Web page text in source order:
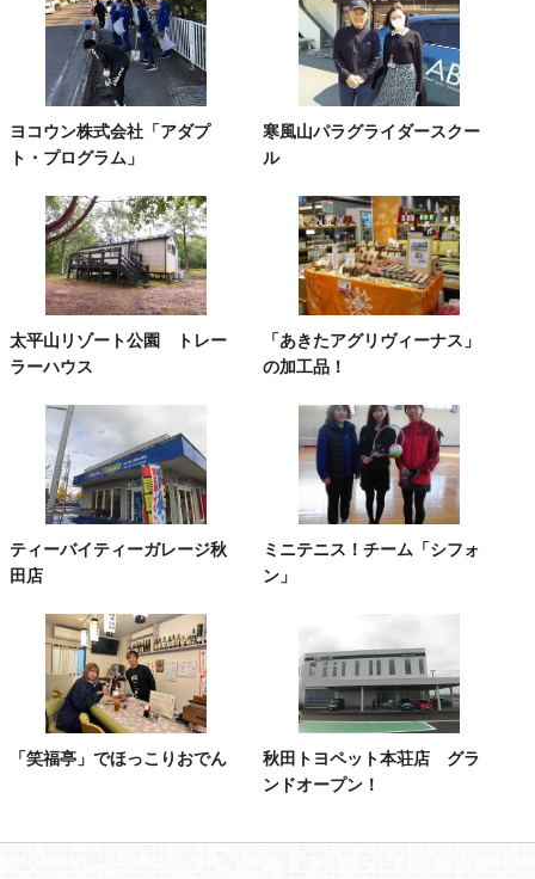
ヨコウン株式会社「アダプ
ト・プログラム」
寒風山パラグライダースクー
ル
太平山リゾート公園 トレー
ラーハウス
「あきたアグリヴィーナス」
の加工品！
ティーバイティーガレージ秋
田店
ミニテニス！チーム「シフォ
ン」
「笑福亭」でほっこりおでん
秋田トヨペット本荘店 グラ
ンドオープン！